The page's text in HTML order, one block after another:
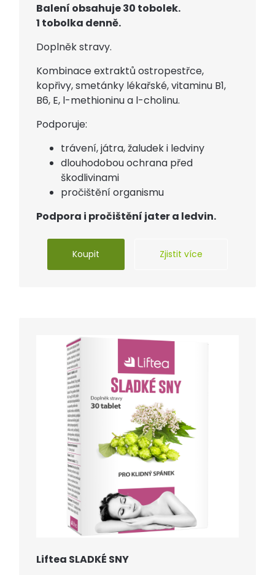
Balení obsahuje 30 tobolek.
1 tobolka denně.
Doplněk stravy.
Kombinace extraktů ostropestřce,
kopřivy, smetánky lékařské, vitaminu B1,
B6, E, l-methioninu a l-cholinu.
Podporuje:
trávení, játra, žaludek i ledviny
dlouhodobou ochrana před
škodlivinami
pročištění organismu
Podpora i pročištění jater a ledvin.
Koupit Zjistit více
Liftea SLADKÉ SNY